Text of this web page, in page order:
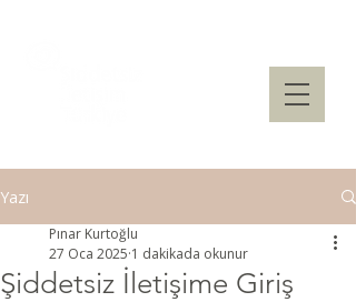
Yazı
Şiddetsiz İletişime Giriş
Pınar Kurtoğlu
27 Oca 2025 1 dakikada okunur